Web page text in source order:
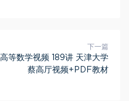
下一篇
高等数学视频 189讲 天津大学
蔡高厅视频+PDF教材